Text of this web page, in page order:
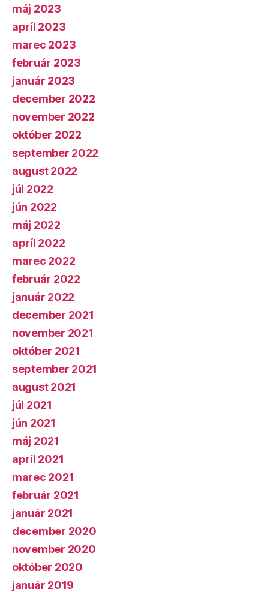
máj 2023
apríl 2023
marec 2023
február 2023
január 2023
december 2022
november 2022
október 2022
september 2022
august 2022
júl 2022
jún 2022
máj 2022
apríl 2022
marec 2022
február 2022
január 2022
december 2021
november 2021
október 2021
september 2021
august 2021
júl 2021
jún 2021
máj 2021
apríl 2021
marec 2021
február 2021
január 2021
december 2020
november 2020
október 2020
január 2019